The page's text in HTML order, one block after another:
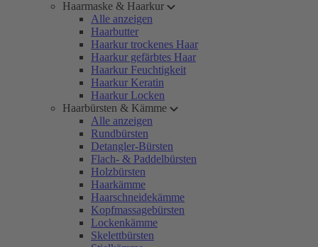
Haarmaske & Haarkur
Alle anzeigen
Haarbutter
Haarkur trockenes Haar
Haarkur gefärbtes Haar
Haarkur Feuchtigkeit
Haarkur Keratin
Haarkur Locken
Haarbürsten & Kämme
Alle anzeigen
Rundbürsten
Detangler-Bürsten
Flach- & Paddelbürsten
Holzbürsten
Haarkämme
Haarschneidekämme
Kopfmassagebürsten
Lockenkämme
Skelettbürsten